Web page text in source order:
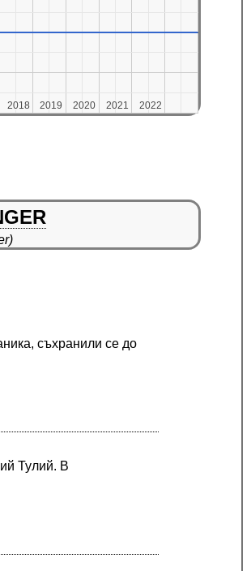
2018
2018 2019
2019 2020
2020 2021
2021 2022
2022
съхранили се до
Тулий. В